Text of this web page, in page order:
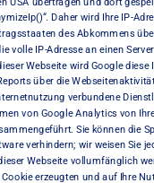
Daher wird Ihre IP-
des Abkommens
volle IP-Adresse an einen
Webseite wird Google
über die
verbundene
von Google Analytics von
Sie können die
verhindern; wir weisen Sie
Webseite vollumfänglich
erzeugten und auf Ihre